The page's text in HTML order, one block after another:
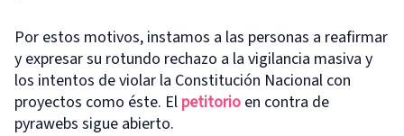
Por estos motivos, instamos a las personas a reafirmar
y expresar su rotundo rechazo a la vigilancia masiva y
los intentos de violar la Constitución Nacional con
proyectos como éste. El petitorio en contra de
pyrawebs sigue abierto.